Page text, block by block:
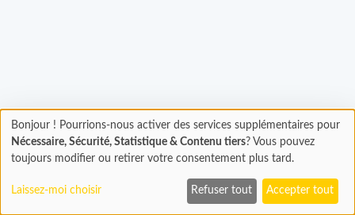
Chargement
En cours...
Bonjour ! Pourrions-nous activer des services supplémentaires pour
Nécessaire, Sécurité, Statistique & Contenu tiers? Vous pouvez
toujours modifier ou retirer votre consentement plus tard.
Laissez-moi choisir Refuser tout Accepter tout